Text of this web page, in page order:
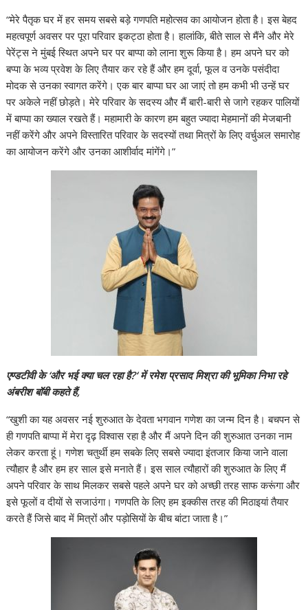
“मेरे पैतृक घर में हर समय सबसे बड़े गणपति महोत्सव का आयोजन होता है। इस बेहद
महत्वपूर्ण अवसर पर पूरा परिवार इकट्ठा होता है। हालांकि, बीते साल से मैंने और मेरे
पेरेंट्स ने मुंबई स्थित अपने घर पर बाप्पा को लाना शुरू किया है। हम अपने घर को
बप्पा के भव्य प्रवेश के लिए तैयार कर रहे हैं और हम दूर्वा, फूल व उनके पसंदीदा
मोदक से उनका स्वागत करेंगे। एक बार बाप्पा घर आ जाएं तो हम कभी भी उन्हें घर
पर अकेले नहीं छोड़ते। मेरे परिवार के सदस्य और मैं बारी-बारी से जागे रहकर पालियों
में बाप्पा का ख्याल रखते हैं। महामारी के कारण हम बहुत ज्यादा मेहमानों की मेजबानी
नहीं करेंगे और अपने विस्तारित परिवार के सदस्यों तथा मित्रों के लिए वर्चुअल समारोह
का आयोजन करेंगे और उनका आशीर्वाद मांगेंगे।”
एण्डटीवी के ‘और भई क्या चल रहा है?‘ में रमेश प्रसाद मिश्रा की भूमिका निभा रहे
अंबरीश बॉबी कहते हैं,
“खुशी का यह अवसर नई शुरुआत के देवता भगवान गणेश का जन्म दिन है। बचपन से
ही गणपति बाप्पा में मेरा दृढ़ विश्वास रहा है और मैं अपने दिन की शुरुआत उनका नाम
लेकर करता हूं। गणेश चतुर्थी हम सबके लिए सबसे ज्यादा इंतजार किया जाने वाला
त्यौहार है और हम हर साल इसे मनाते हैं। इस साल त्यौहारों की शुरुआत के लिए मैं
अपने परिवार के साथ मिलकर सबसे पहले अपने घर को अच्छी तरह साफ करूंगा और
इसे फूलों व दीयों से सजाउंगा। गणपति के लिए हम इक्कीस तरह की मिठाइयां तैयार
करते हैं जिसे बाद में मित्रों और पड़ोसियों के बीच बांटा जाता है।”